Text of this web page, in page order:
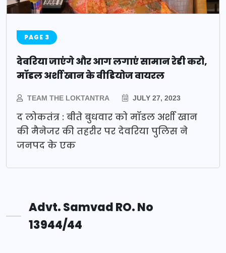
PAGE 3
देवरिया जाएंगे और आग लगाएं सामान रेडी करो,
मॉडल अर्शी खान के वीडियोज वायरल
TEAM THE LOKTANTRA JULY 27, 2023
द लोकतंत्र : बीते बुधवार को मॉडल अर्शी खान
की मैनेजर की तहरीर पर देवरिया पुलिस ने
जनपद के एक
Advt. Samvad RO. No
13944/44